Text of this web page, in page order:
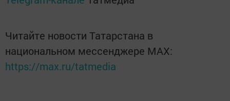
Читайте новости Татарстана в
национальном мессенджере MАХ:
https://max.ru/tatmedia